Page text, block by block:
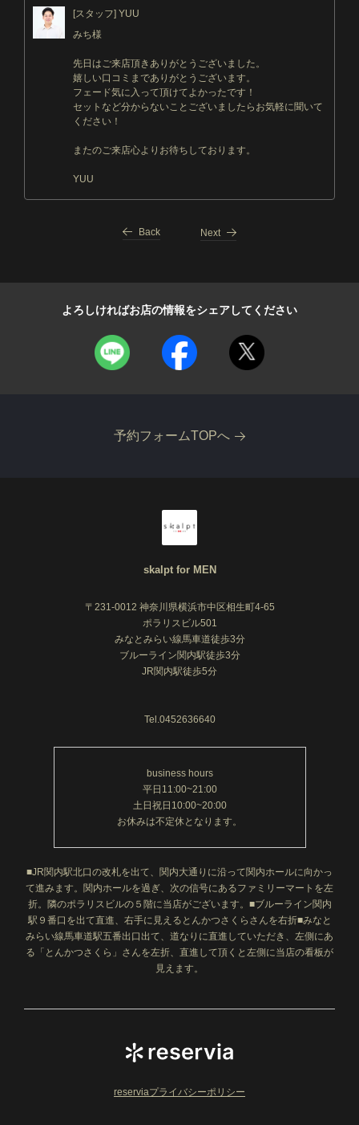
[スタッフ] YUU
みち様
先日はご来店頂きありがとうございました。
嬉しい口コミまでありがとうございます。
フェード気に入って頂けてよかったです！
セットなど分からないことございましたらお気軽に聞いて
ください！
またのご来店心よりお待ちしております。
YUU
Back Next
よろしければお店の情報をシェアしてください
予約フォームTOPへ
skalpt for MEN
〒231-0012 神奈川県横浜市中区相生町4-65
ポラリスビル501
みなとみらい線馬車道徒歩3分
ブルーライン関内駅徒歩3分
JR関内駅徒歩5分
Tel.0452636640
business hours
平日11:00~21:00
土日祝日10:00~20:00
お休みは不定休となります。
■JR関内駅北口の改札を出て、関内大通りに沿って関内ホールに向かっ
て進みます。関内ホールを過ぎ、次の信号にあるファミリーマートを左
折。隣のポラリスビルの５階に当店がございます。■ブルーライン関内
駅９番口を出て直進、右手に見えるとんかつさくらさんを右折■みなと
みらい線馬車道駅五番出口出て、道なりに直進していただき、左側にあ
る「とんかつさくら」さんを左折、直進して頂くと左側に当店の看板が
見えます。
reserviaプライバシーポリシー